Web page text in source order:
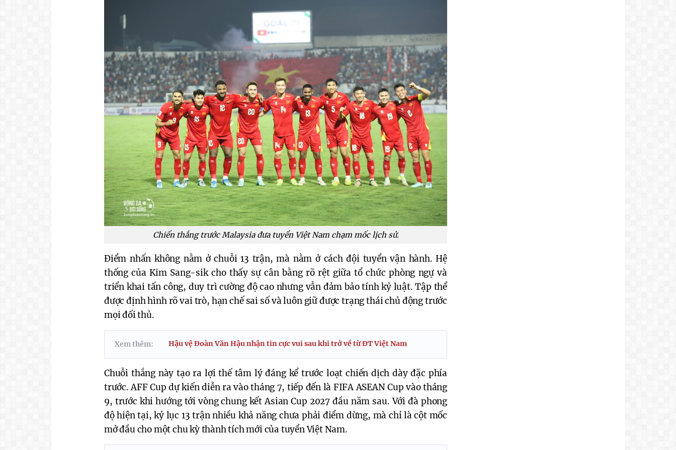
Chiến thắng trước Malaysia đưa tuyển Việt Nam chạm mốc lịch sử.
Điểm nhấn không nằm ở chuỗi 13 trận, mà nằm ở cách đội tuyển vận hành. Hệ
thống của Kim Sang-sik cho thấy sự cân bằng rõ rệt giữa tổ chức phòng ngự và
triển khai tấn công, duy trì cường độ cao nhưng vẫn đảm bảo tính kỷ luật. Tập thể
được định hình rõ vai trò, hạn chế sai số và luôn giữ được trạng thái chủ động trước
mọi đối thủ.
Xem thêm: Hậu vệ Đoàn Văn Hậu nhận tin cực vui sau khi trở về từ ĐT Việt Nam
Chuỗi thắng này tạo ra lợi thế tâm lý đáng kể trước loạt chiến dịch dày đặc phía
trước. AFF Cup dự kiến diễn ra vào tháng 7, tiếp đến là FIFA ASEAN Cup vào tháng
9, trước khi hướng tới vòng chung kết Asian Cup 2027 đầu năm sau. Với đà phong
độ hiện tại, kỷ lục 13 trận nhiều khả năng chưa phải điểm dừng, mà chỉ là cột mốc
mở đầu cho một chu kỳ thành tích mới của tuyển Việt Nam.